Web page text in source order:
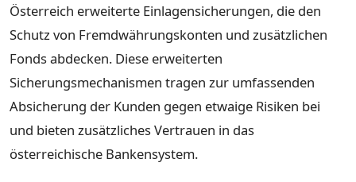
Österreich erweiterte Einlagensicherungen, die den
Schutz von Fremdwährungskonten und zusätzlichen
Fonds abdecken. Diese erweiterten
Sicherungsmechanismen tragen zur umfassenden
Absicherung der Kunden gegen etwaige Risiken bei
und bieten zusätzliches Vertrauen in das
österreichische Bankensystem.